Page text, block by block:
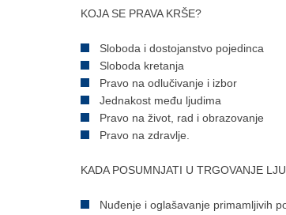
KOJA SE PRAVA KRŠE?
Sloboda i dostojanstvo pojedinca
Sloboda kretanja
Pravo na odlučivanje i izbor
Jednakost među ljudima
Pravo na život, rad i obrazovanje
Pravo na zdravlje.
KADA POSUMNJATI U TRGOVANJE
Nuđenje i oglašavanje primamljivih